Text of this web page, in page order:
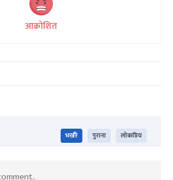
आक्रोशित
भर्खरै पुराना लोकप्रिय